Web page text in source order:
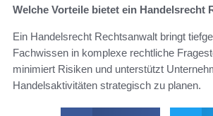
Welche Vorteile bietet ein Handelsrecht
Ein Handelsrecht Rechtsanwalt bringt
Fachwissen in komplexe rechtliche
minimiert Risiken und unterstützt
Handelsaktivitäten strategisch zu planen.